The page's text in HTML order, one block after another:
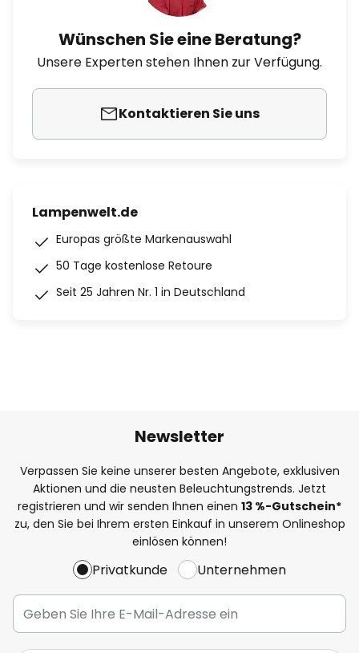
Wünschen Sie eine Beratung?
Unsere Experten stehen Ihnen zur Verfügung.
Kontaktieren Sie uns
Lampenwelt.de
Europas größte Markenauswahl
50 Tage kostenlose Retoure
Seit 25 Jahren Nr. 1 in Deutschland
Newsletter
Verpassen Sie keine unserer besten Angebote, exklusiven
Aktionen und die neusten Beleuchtungstrends. Jetzt
registrieren und wir senden Ihnen einen 13 %-Gutschein*
zu, den Sie bei Ihrem ersten Einkauf in unserem Onlineshop
einlösen können!
Privatkunde Unternehmen